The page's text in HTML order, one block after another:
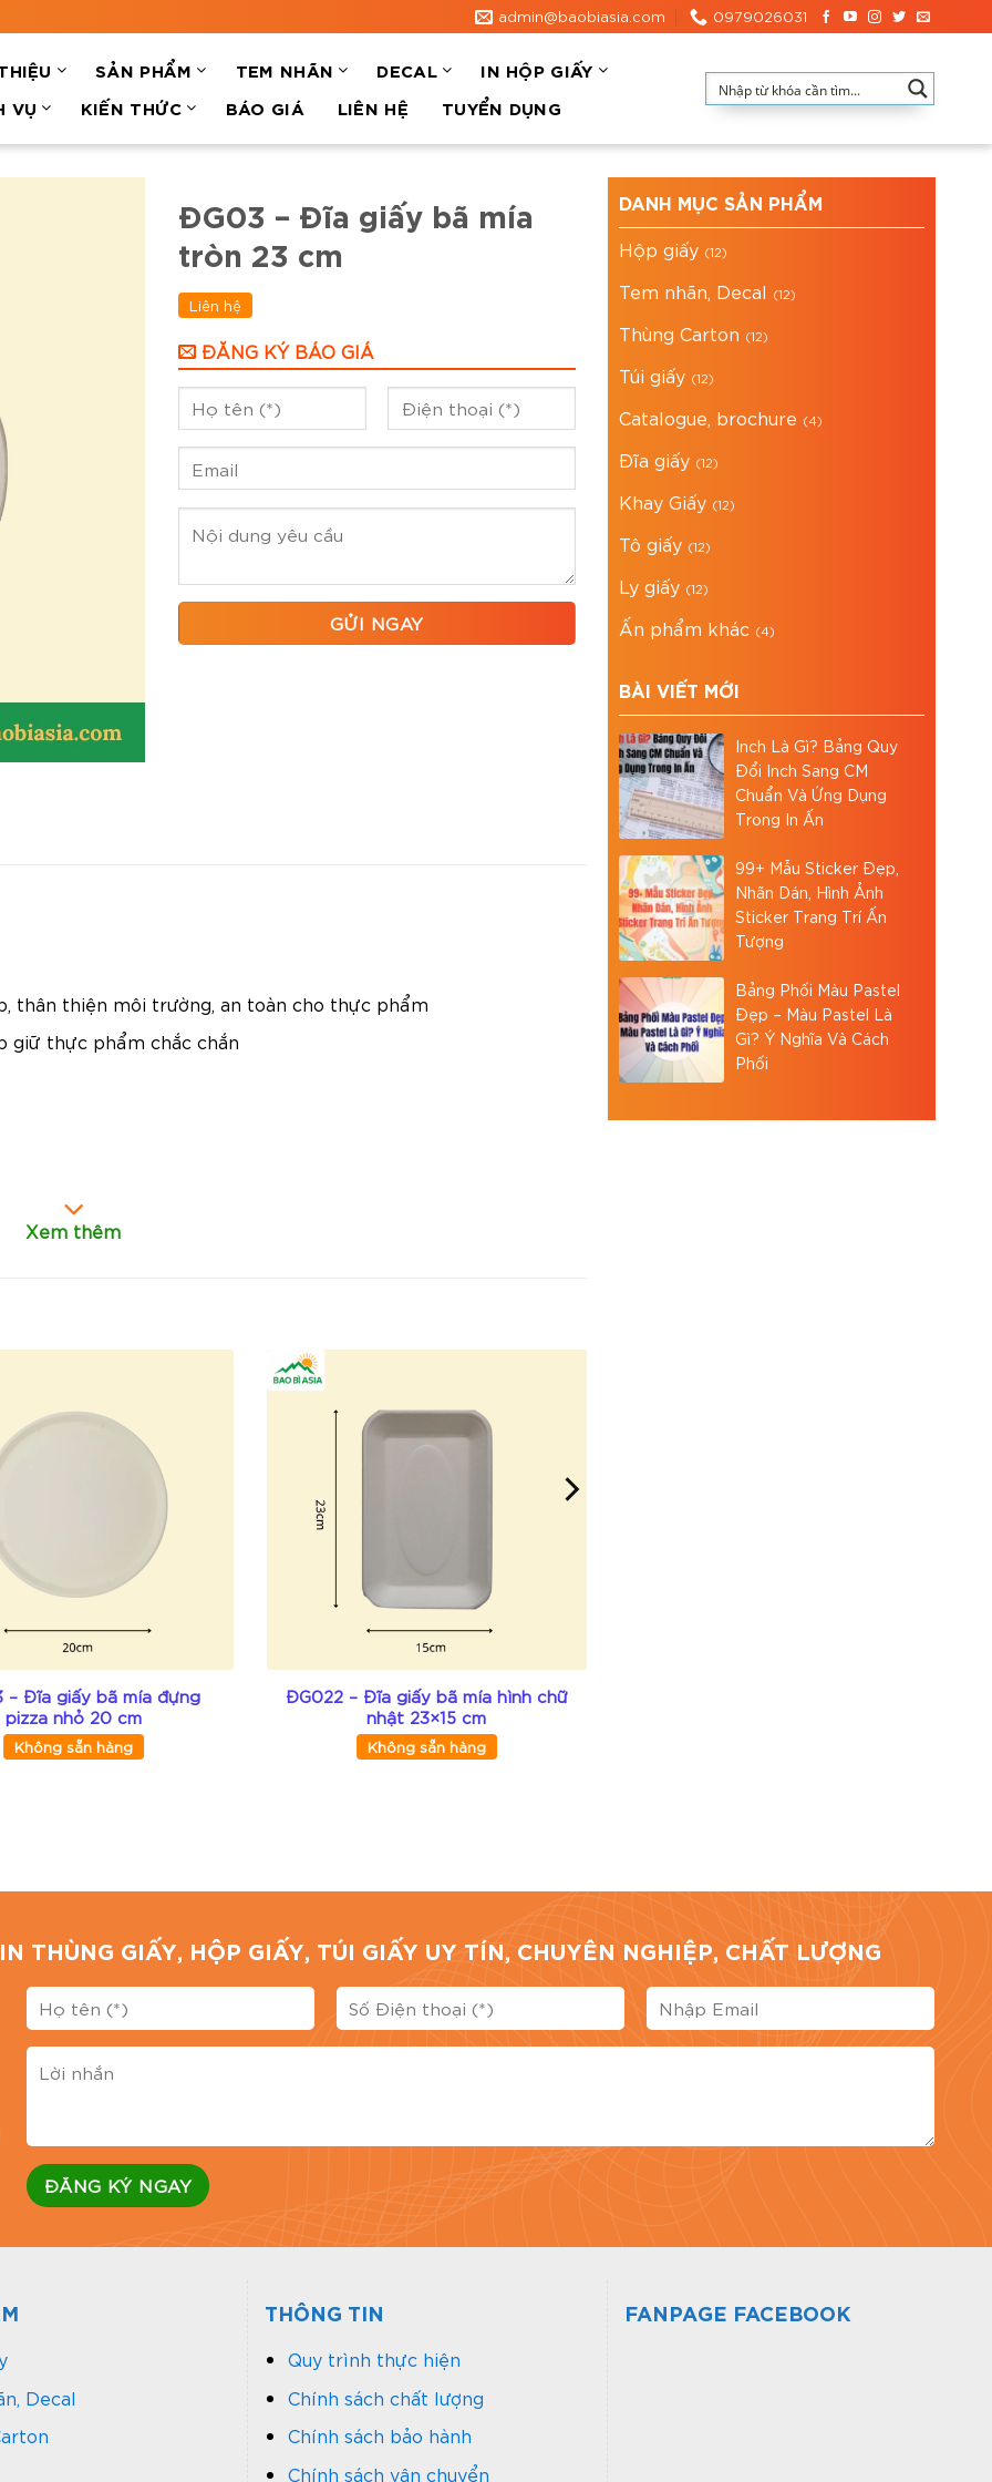
admin@baobiasia.com 0979026031
SẢN PHẨM TEM NHÃN DECAL
IN HỘP GIẤY
VỤ KIẾN THỨC BÁO GIÁ LIÊN HỆ TUYỂN DỤNG
ĐG03 – Đĩa giấy bã mía
tròn 23 cm
Liên hệ
ĐĂNG KÝ BÁO GIÁ
thân thiện môi trường, an toàn cho thực phẩm
giữ thực phẩm chắc chắn
chất liệu giấy tự nhiên, dễ phân hủy, không gây ô nhiễm môi
nhiều mục đích sử dụng như tiệc, sự kiện, nhà hàng, quán cà
hợp với phong cách mộc mạc và tự nhiên
nhanh, bánh ngọt, đồ ăn nhẹ, các sản phẩm thực phẩm sạch,
uy tín tại TP. Hồ Chí Minh. Chúng tôi cung cấp các sản
TP.HCM
Xem thêm
– Đĩa giấy bã mía đựng
pizza nhỏ 20 cm
Không sẵn hàng
ĐG022 – Đĩa giấy bã mía hình chữ
nhật 23×15 cm
Không sẵn hàng
DANH MỤC SẢN PHẨM
Hộp giấy (12)
Tem nhãn, Decal (12)
Thùng Carton (12)
Túi giấy (12)
Catalogue, brochure (4)
Đĩa giấy (12)
Khay Giấy (12)
Tô giấy (12)
Ly giấy (12)
Ấn phẩm khác (4)
BÀI VIẾT MỚI
Inch Là Gì? Bảng Quy
Đổi Inch Sang CM
Chuẩn Và Ứng Dụng
Trong In Ấn
99+ Mẫu Sticker Đẹp,
Nhãn Dán, Hình Ảnh
Sticker Trang Trí Ấn
Tượng
Bảng Phối Màu Pastel
Đẹp – Màu Pastel Là
Gì? Ý Nghĩa Và Cách
Phối
THÙNG GIẤY, HỘP GIẤY, TÚI GIẤY UY TÍN, CHUYÊN NGHIỆP, CHẤT LƯỢNG
Decal
THÔNG TIN
Quy trình thực hiện
Chính sách chất lượng
Chính sách bảo hành
Chính sách vận chuyển
FANPAGE FACEBOOK